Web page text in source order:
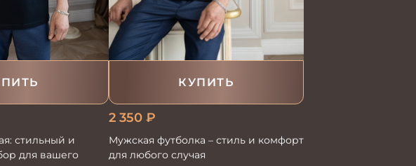
стильный и
для вашего
КУПИТЬ
2 350₽
Мужская футболка – стиль и комфорт
для любого случая